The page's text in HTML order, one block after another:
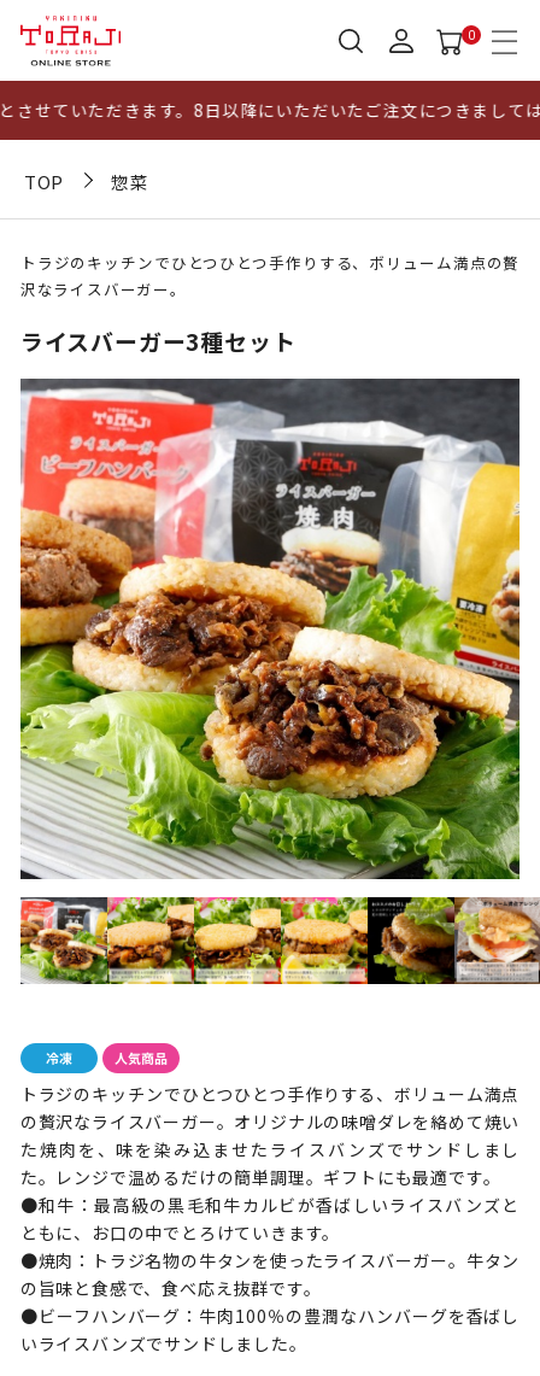
0
いただきます。8日以降にいただいたご注文につきましては
TOP 惣菜
トラジのキッチンでひとつひとつ手作りする、ボリューム満点の贅
沢なライスバーガー。
ライスバーガー3種セット
トラジのキッチンでひとつひとつ手作りする、ボリューム満点
の贅沢なライスバーガー。オリジナルの味噌ダレを絡めて焼い
た焼肉を、味を染み込ませたライスバンズでサンドしまし
た。レンジで温めるだけの簡単調理。ギフトにも最適です。
●和牛：最高級の黒毛和牛カルビが香ばしいライスバンズと
ともに、お口の中でとろけていきます。
●焼肉：トラジ名物の牛タンを使ったライスバーガー。牛タン
の旨味と食感で、食べ応え抜群です。
●ビーフハンバーグ：牛肉100％の豊潤なハンバーグを香ばし
いライスバンズでサンドしました。